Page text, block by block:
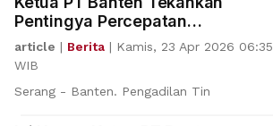
Pentingya Percepatan
Penyelesaian Perkara
article | Berita | Kamis, 23 Apr 2026 06:35
WIB
Serang - Banten. Pengadilan Tin